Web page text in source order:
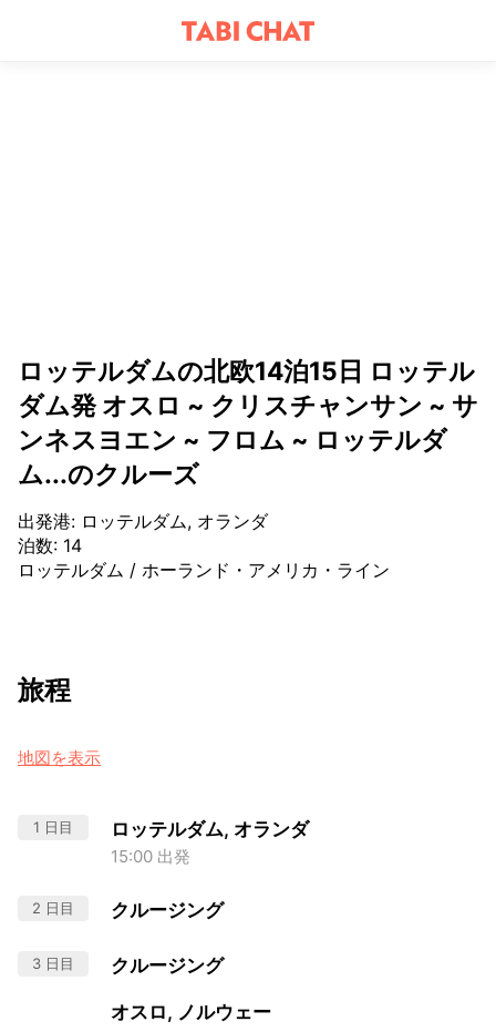
ロッテルダムの北欧14泊15日 ロッテル
ダム発 オスロ ~ クリスチャンサン ~ サ
ンネスヨエン ~ フロム ~ ロッテルダ
ム...のクルーズ
出発港: ロッテルダム, オランダ
泊数: 14
ロッテルダム / ホーランド・アメリカ・ライン
旅程
地図を表示
1 日目 ロッテルダム, オランダ
15:00 出発
2 日目 クルージング
3 日目 クルージング
オスロ, ノルウェー